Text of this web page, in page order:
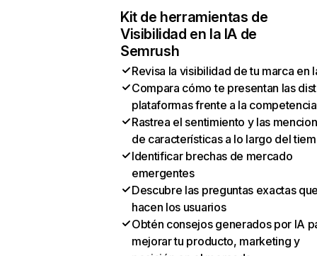
Kit de herramientas de
Visibilidad en la IA de
Semrush
Revisa la visibilidad de tu marca en
Compara cómo te presentan las
plataformas frente a la competencia
Rastrea el sentimiento y las
de características a lo largo del
Identificar brechas de mercado
emergentes
Descubre las preguntas exactas
hacen los usuarios
Obtén consejos generados por IA
mejorar tu producto, marketing y